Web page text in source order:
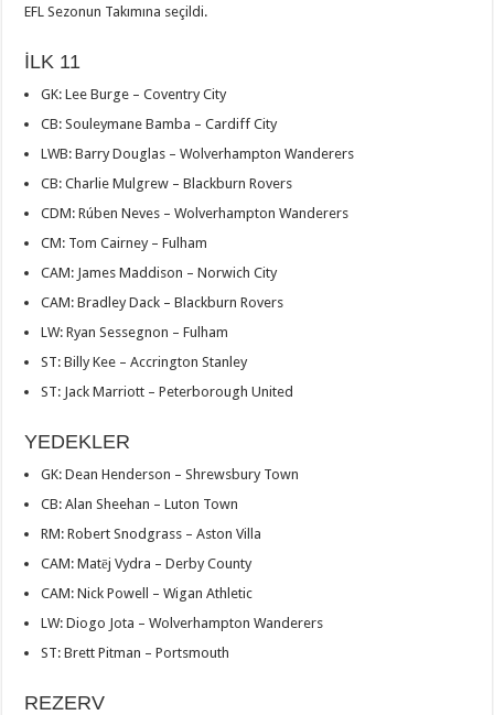
EFL Sezonun Takımına seçildi.
İLK 11
GK: Lee Burge – Coventry City
CB: Souleymane Bamba – Cardiff City
LWB: Barry Douglas – Wolverhampton Wanderers
CB: Charlie Mulgrew – Blackburn Rovers
CDM: Rúben Neves – Wolverhampton Wanderers
CM: Tom Cairney – Fulham
CAM: James Maddison – Norwich City
CAM: Bradley Dack – Blackburn Rovers
LW: Ryan Sessegnon – Fulham
ST: Billy Kee – Accrington Stanley
ST: Jack Marriott – Peterborough United
YEDEKLER
GK: Dean Henderson – Shrewsbury Town
CB: Alan Sheehan – Luton Town
RM: Robert Snodgrass – Aston Villa
CAM: Matēj Vydra – Derby County
CAM: Nick Powell – Wigan Athletic
LW: Diogo Jota – Wolverhampton Wanderers
ST: Brett Pitman – Portsmouth
REZERV